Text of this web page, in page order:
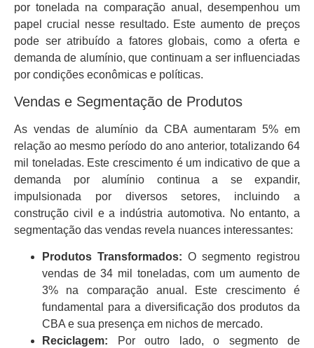
por tonelada na comparação anual, desempenhou um
papel crucial nesse resultado. Este aumento de preços
pode ser atribuído a fatores globais, como a oferta e
demanda de alumínio, que continuam a ser influenciadas
por condições econômicas e políticas.
Vendas e Segmentação de Produtos
As vendas de alumínio da CBA aumentaram 5% em
relação ao mesmo período do ano anterior, totalizando 64
mil toneladas. Este crescimento é um indicativo de que a
demanda por alumínio continua a se expandir,
impulsionada por diversos setores, incluindo a
construção civil e a indústria automotiva. No entanto, a
segmentação das vendas revela nuances interessantes:
Produtos Transformados: O segmento registrou
vendas de 34 mil toneladas, com um aumento de
3% na comparação anual. Este crescimento é
fundamental para a diversificação dos produtos da
CBA e sua presença em nichos de mercado.
Reciclagem: Por outro lado, o segmento de